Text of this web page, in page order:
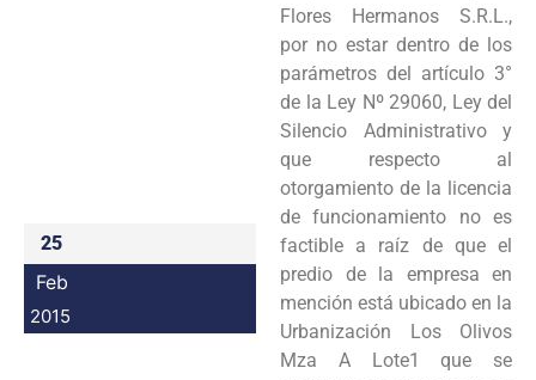
25
Feb
2015
Flores Hermanos S.R.L.,
por no estar dentro de los
parámetros del artículo 3°
de la Ley Nº 29060, Ley del
Silencio Administrativo y
que respecto al
otorgamiento de la licencia
de funcionamiento no es
factible a raíz de que el
predio de la empresa en
mención está ubicado en la
Urbanización Los Olivos
Mza A Lote1 que se